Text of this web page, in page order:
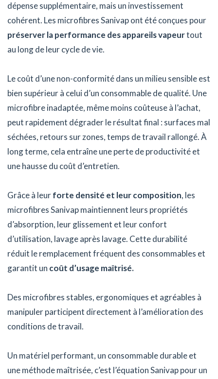
dépense supplémentaire, mais un investissement
cohérent. Les microfibres Sanivap ont été conçues pour
préserver la performance des appareils vapeurtout
au long de leur cycle de vie.
Le coût d’une non-conformité dans un milieu sensible est
bien supérieur à celui d’un consommable de qualité. Une
microfibre inadaptée, même moins coûteuse à l’achat,
peut rapidement dégrader le résultat final : surfaces mal
séchées, retours sur zones, temps de travail rallongé. À
long terme, cela entraîne une perte de productivité et
une hausse du coût d’entretien.
Grâce à leurforte densité et leur composition, les
microfibres Sanivap maintiennent leurs propriétés
d’absorption, leur glissement et leur confort
d’utilisation, lavage après lavage. Cette durabilité
réduit le remplacement fréquent des consommables et
garantit un coût d’usage maîtrisé.
Des microfibres stables, ergonomiques et agréables à
manipuler participent directement à l’amélioration des
conditions de travail.
Un matériel performant, un consommable durable et
une méthode maîtrisée, c’est l’équation Sanivap pour un